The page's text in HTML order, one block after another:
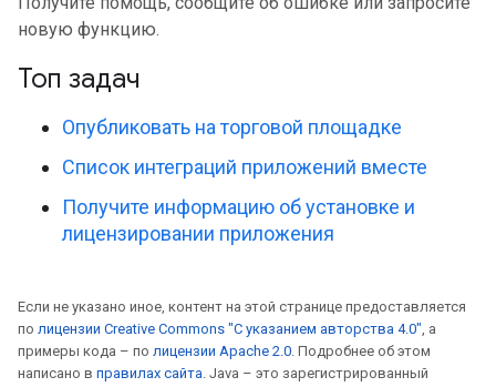
новую функцию.
Топ задач
Опубликовать на торговой площадке
Список интеграций приложений вместе
Получите информацию об установке и
лицензировании приложения
Если не указано иное, контент на этой странице предоставляется
по лицензии Creative Commons "С указанием авторства 4.0", а
примеры кода – по лицензии Apache 2.0. Подробнее об этом
написано в правилах сайта. Java – это зарегистрированный